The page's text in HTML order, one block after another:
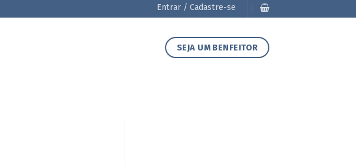
Entrar / Cadastre-se
SEJA UM BENFEITOR